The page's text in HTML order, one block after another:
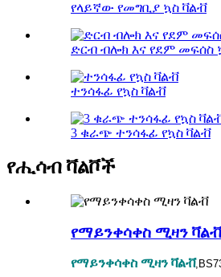
የላይኛው የመግቢያ ኳስ ቫልቭ
ድርብ ብሎክ እና የደም መፍሰስ
ተንሳፋፊ የኳስ ቫልቭ
3 ቁራጭ ተንሳፋፊ የኳስ ቫልቭ
የሒሳብ ቫልቮች
የማይንቀሳቀስ ሚዛን ቫልቭ
የማይንቀሳቀስ ሚዛን ቫልቭ